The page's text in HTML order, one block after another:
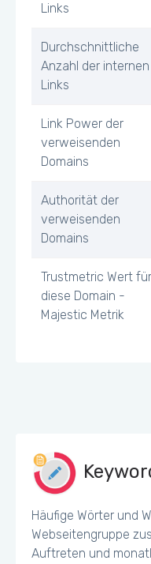
Links
Durchschnittliche
Anzahl der internen
Links
Link Power der
verweisenden
Domains
Authorität der
verweisenden
Domains
Trustmetric Wert für
diese Domain -
Majestic Metrik
Häufige Wörter und
Webseitengruppe
Auftreten und